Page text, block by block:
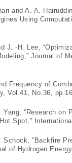
and A. A.
Using
J. -H. Lee,
Journal of
Frequency of
Vol.41, No.36,
“Research on
Spot,”
“Backfire
of Hydrogen